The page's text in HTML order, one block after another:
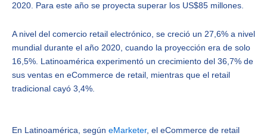
2020. Para este año se proyecta superar los US$85 millones.
A nivel del comercio retail electrónico, se creció un 27,6% a nivel
mundial durante el año 2020, cuando la proyección era de solo
16,5%. Latinoamérica experimentó un crecimiento del 36,7% de
sus ventas en eCommerce de retail, mientras que el retail
tradicional cayó 3,4%.
En Latinoamérica, según eMarketer, el eCommerce de retail